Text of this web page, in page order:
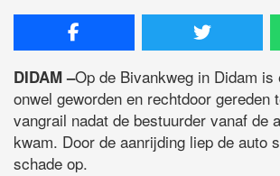
DIDAM –Op de Bivankweg in Didam is
onwel geworden en rechtdoor gereden
vangrail nadat de bestuurder vanaf de
kwam. Door de aanrijding liep de auto
schade op.